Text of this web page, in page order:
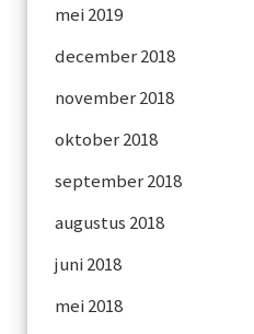
mei 2019
december 2018
november 2018
oktober 2018
september 2018
augustus 2018
juni 2018
mei 2018